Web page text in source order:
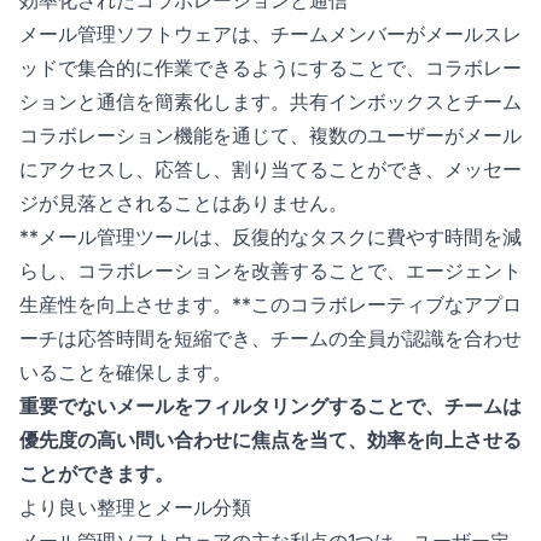
メール管理ソフトウェアは、チームメンバーがメールスレ
ッドで集合的に作業できるようにすることで、コラボレー
ションと通信を簡素化します。共有インボックスとチーム
コラボレーション機能を通じて、複数のユーザーがメール
にアクセスし、応答し、割り当てることができ、メッセー
ジが見落とされることはありません。
**メール管理ツールは、反復的なタスクに費やす時間を減
らし、コラボレーションを改善することで、エージェント
生産性を向上させます。**このコラボレーティブなアプロ
ーチは応答時間を短縮でき、チームの全員が認識を合わせ
いることを確保します。
重要でないメールをフィルタリングすることで、チームは
優先度の高い問い合わせに焦点を当て、効率を向上させる
ことができます。
より良い整理とメール分類